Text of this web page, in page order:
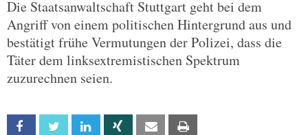
Die Staatsanwaltschaft Stuttgart geht bei dem
Angriff von einem politischen Hintergrund aus und
bestätigt frühe Vermutungen der Polizei, dass die
Täter dem linksextremistischen Spektrum
zuzurechnen seien.
Facebook Twitter Linkedin Xing Email